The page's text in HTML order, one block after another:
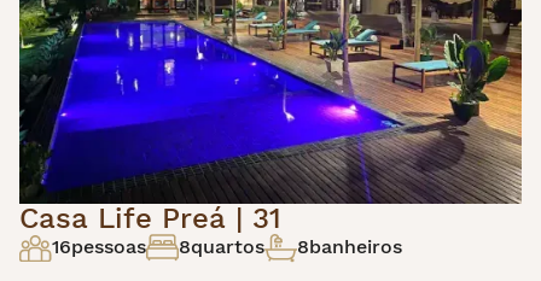
Casa Life Preá | 31
16pessoas 8quartos 8banheiros